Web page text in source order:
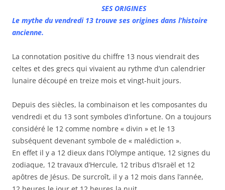
SES ORIGINES
Le mythe du vendredi 13 trouve ses origines dans l’histoire
ancienne.
La connotation positive du chiffre 13 nous viendrait des
celtes et des grecs qui vivaient au rythme d’un calendrier
lunaire découpé en treize mois et vingt-huit jours.
Depuis des siècles, la combinaison et les composantes du
vendredi et du 13 sont symboles d’infortune. On a toujours
considéré le 12 comme nombre « divin » et le 13
subséquent devenant symbole de « malédiction ».
En effet il y a 12 dieux dans l’Olympe antique, 12 signes du
zodiaque, 12 travaux d’Hercule, 12 tribus d’Israël et 12
apôtres de Jésus. De surcroît, il y a 12 mois dans l’année,